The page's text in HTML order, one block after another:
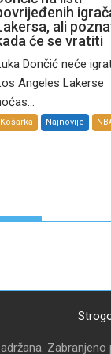
ali
će se vratiti
Dončić neće
Angeles Lakerse
Košarka Najnovije